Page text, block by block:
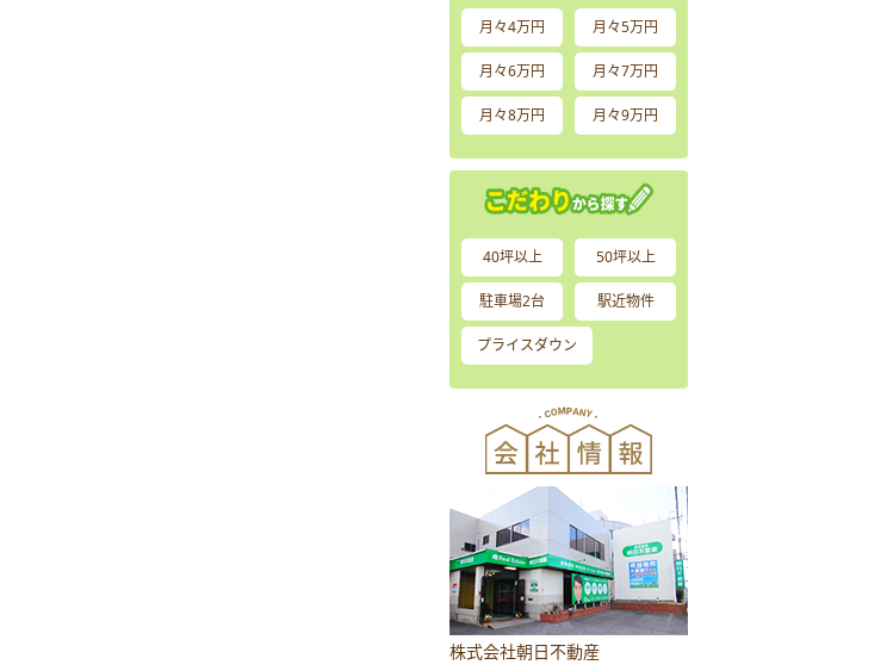
月々4万円 月々5万円
月々6万円 月々7万円
月々8万円 月々9万円
40坪以上 50坪以上
駐車場2台 駅近物件
プライスダウン
株式会社朝日不動産